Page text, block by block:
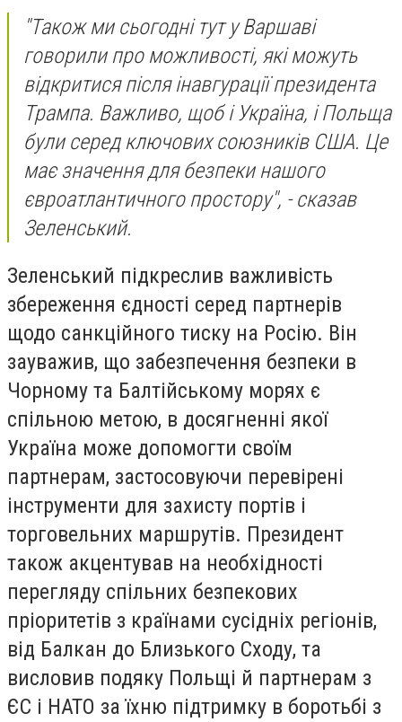
"Також ми сьогодні тут у Варшаві
говорили про можливості, які можуть
відкритися після інавгурації президента
Трампа. Важливо, щоб і Україна, і Польща
були серед ключових союзників США. Це
має значення для безпеки нашого
євроатлантичного простору", - сказав
Зеленський.
Зеленський підкреслив важливість
збереження єдності серед партнерів
щодо санкційного тиску на Росію. Він
зауважив, що забезпечення безпеки в
Чорному та Балтійському морях є
спільною метою, в досягненні якої
Україна може допомогти своїм
партнерам, застосовуючи перевірені
інструменти для захисту портів і
торговельних маршрутів. Президент
також акцентував на необхідності
перегляду спільних безпекових
пріоритетів з країнами сусідніх регіонів,
від Балкан до Близького Сходу, та
висловив подяку Польщі й партнерам з
ЄС і НАТО за їхню підтримку в боротьбі з